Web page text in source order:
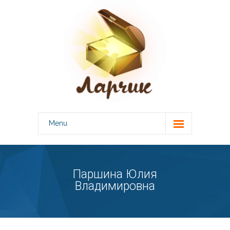
Menu
О центре
Специалисты
Паршина Юлия
Владимировна